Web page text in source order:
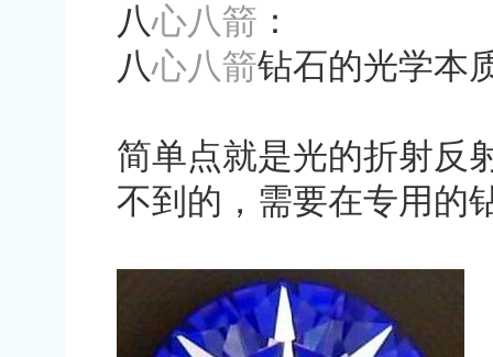
八心八箭 ：
八心八箭钻石的光学本
简单点就是光的折射反
不到的，需要在专用的